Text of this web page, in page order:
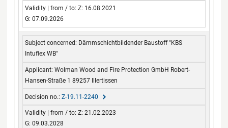
Z: 16.08.2021
G: 07.09.2026
Dämmschichtbildender Baustoff "KBS
Intuflex WB"
Wolman Wood and Fire Protection GmbH Robert-
Hansen-Straße 1 89257 Illertissen
Z-19.11-2240
Z: 21.02.2023
G: 09.03.2028